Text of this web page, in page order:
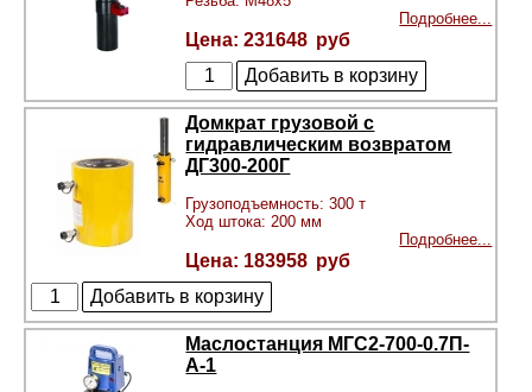
Подробнее...
231648
Домкрат грузовой с
гидравлическим возвратом
ДГ300-200Г
Грузоподъемность: 300 т
Ход штока: 200 мм
Подробнее...
183958
Маслостанция МГС2-700-0.7П-
А-1